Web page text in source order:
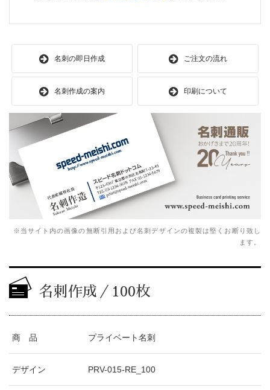
名刺の即日作成 ご注文の流れ
名刺作成の案内 印刷について
※当サイト内の画像の無断引用および名刺デザインの複製は堅くお断り致し
ます。
名刺作成／100枚
商 品 プライベート名刺
デザイン PRV-015-RE_100